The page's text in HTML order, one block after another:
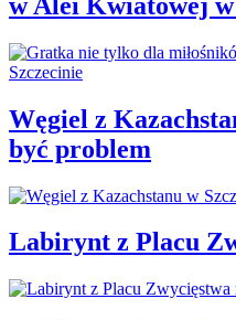
Węgiel z
być problem
Labirynt z Placu